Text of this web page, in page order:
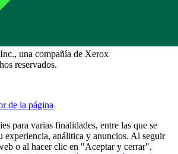
una compañía de Xerox
reservados.
de la página
para varias finalidades, entre las que se
experiencia, análitica y anuncios. Al seguir
o al hacer clic en "Aceptar y cerrar",